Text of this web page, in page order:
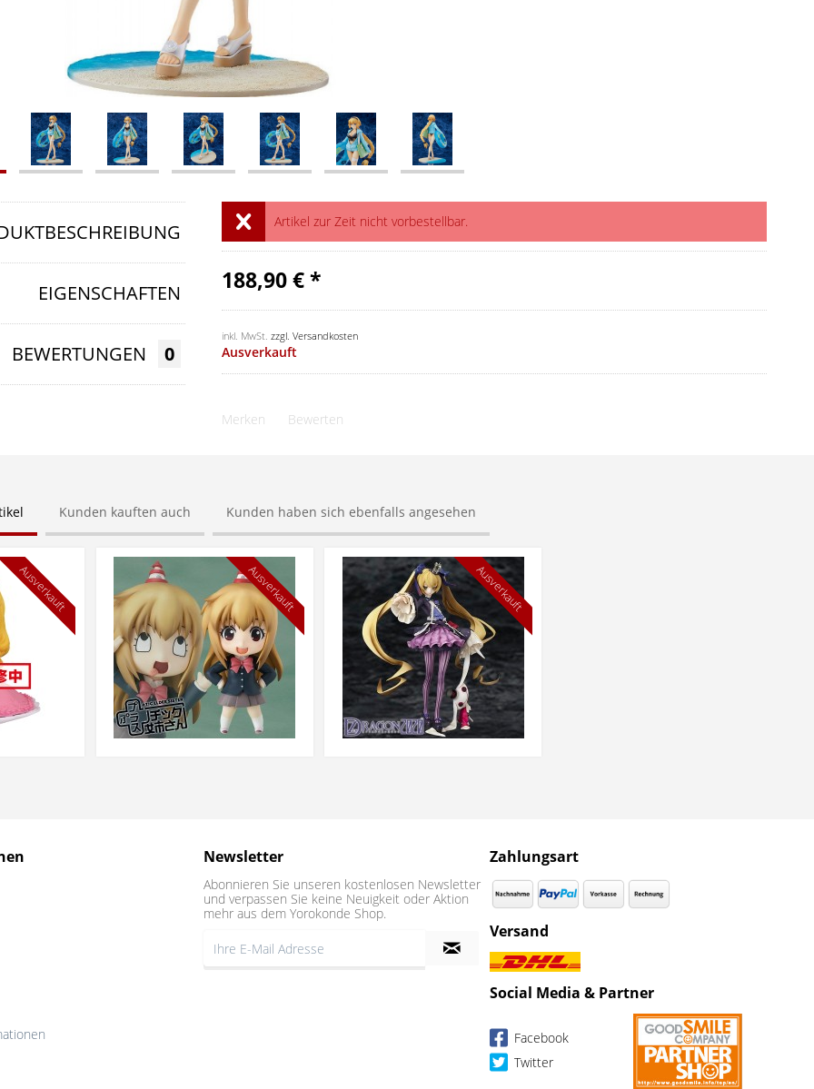
Artikel zur Zeit nicht vorbestellbar.
188,90 € *
inkl. MwSt. zzgl. Versandkosten
Ausverkauft
Merken Bewerten
EIGENSCHAFTEN
BEWERTUNGEN 0
Kunden kauften auch Kunden haben sich ebenfalls angesehen
Ausverkauft Ausverkauft Ausverkauft
Newsletter
Abonnieren Sie unseren kostenlosen Newsletter
und verpassen Sie keine Neuigkeit oder Aktion
mehr aus dem Yorokonde Shop.
Zahlungsart
Versand
Social Media & Partner
Facebook
Twitter